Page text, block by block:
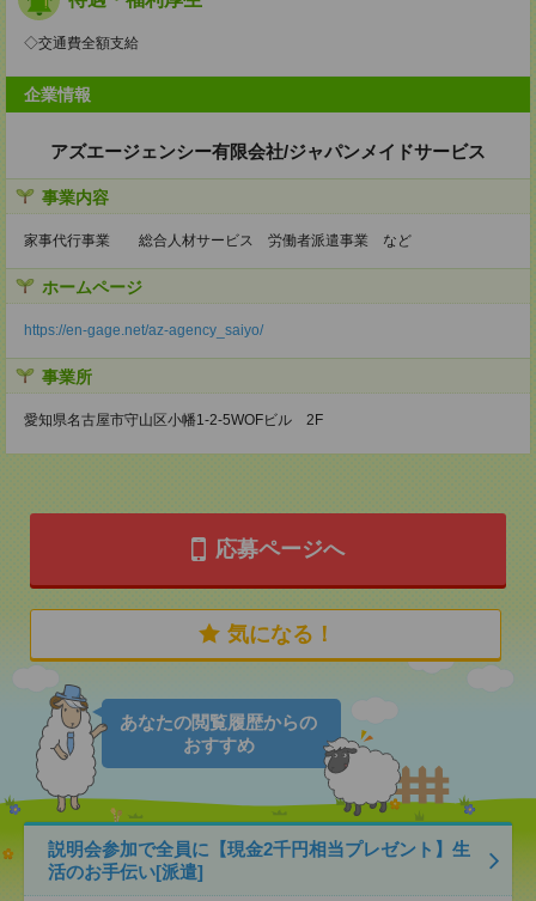
◇交通費全額支給
企業情報
アズエージェンシー有限会社/ジャパンメイドサービス
事業内容
家事代行事業 総合人材サービス 労働者派遣事業 など
ホームページ
https://en-gage.net/az-agency_saiyo/
事業所
愛知県名古屋市守山区小幡1-2-5WOFビル 2F
応募ページへ
気になる！
あなたの閲覧履歴からの
おすすめ
説明会参加で全員に【現金2千円相当プレゼント】生
活のお手伝い[派遣]